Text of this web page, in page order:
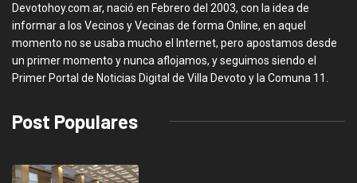
Devotohoy.com.ar, nació en Febrero del 2003, con la idea de
informar a los Vecinos y Vecinas de forma Online, en aquel
momento no se usaba mucho el Internet, pero apostamos desde
un primer momento y nunca aflojamos, y seguimos siendo el
Primer Portal de Noticias Digital de Villa Devoto y la Comuna 11.
Post Populares